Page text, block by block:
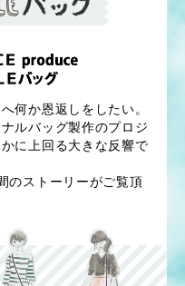
何か恩返しをしたい。
ルバッグ製作のプロジ
に上回る大きな反響で
のストーリーがご覧頂